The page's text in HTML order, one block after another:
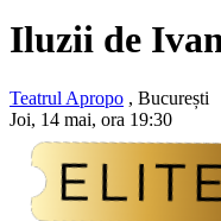
Iluzii de
Teatrul Apropo , București
Joi, 14 mai, ora 19:30